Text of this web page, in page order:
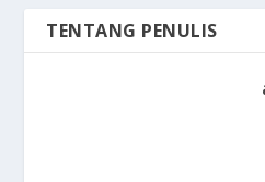
TENTANG PENULIS